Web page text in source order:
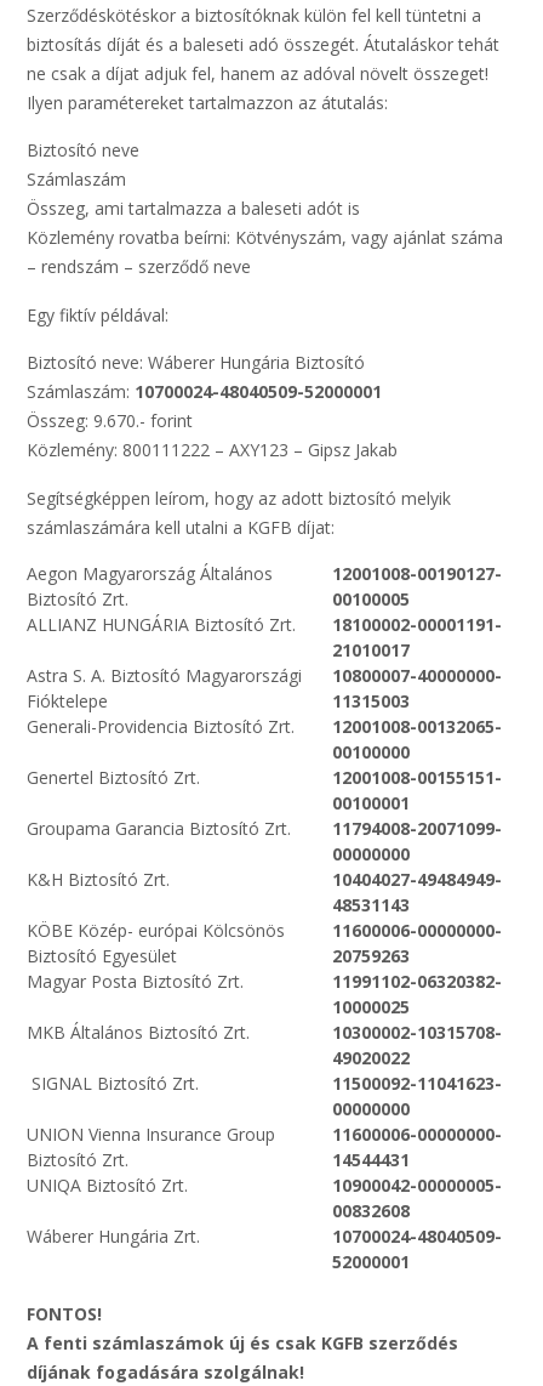
Szerződéskötéskor a biztosítóknak külön fel kell tüntetni a
biztosítás díját és a baleseti adó összegét. Átutaláskor tehát
ne csak a díjat adjuk fel, hanem az adóval növelt összeget!
Ilyen paramétereket tartalmazzon az átutalás:
Biztosító neve
Számlaszám
Összeg, ami tartalmazza a baleseti adót is
Közlemény rovatba beírni: Kötvényszám, vagy ajánlat száma
– rendszám – szerződő neve
Egy fiktív példával:
Biztosító neve: Wáberer Hungária Biztosító
Számlaszám: 10700024-48040509-52000001
Összeg: 9.670.- forint
Közlemény: 800111222 – AXY123 – Gipsz Jakab
Segítségképpen leírom, hogy az adott biztosító melyik
számlaszámára kell utalni a KGFB díjat:
Aegon Magyarország Általános
Biztosító Zrt.
12001008-00190127-
00100005
ALLIANZ HUNGÁRIA Biztosító Zrt.
18100002-00001191-
21010017
Astra S. A. Biztosító Magyarországi
Fióktelepe
10800007-40000000-
11315003
Generali-Providencia Biztosító Zrt.
12001008-00132065-
00100000
Genertel Biztosító Zrt.
12001008-00155151-
00100001
Groupama Garancia Biztosító Zrt.
11794008-20071099-
00000000
K&H Biztosító Zrt.
10404027-49484949-
48531143
KÖBE Közép- európai Kölcsönös
Biztosító Egyesület
11600006-00000000-
20759263
Magyar Posta Biztosító Zrt.
11991102-06320382-
10000025
MKB Általános Biztosító Zrt.
10300002-10315708-
49020022
SIGNAL Biztosító Zrt.
11500092-11041623-
00000000
UNION Vienna Insurance Group
Biztosító Zrt.
11600006-00000000-
14544431
UNIQA Biztosító Zrt.
10900042-00000005-
00832608
Wáberer Hungária Zrt.
10700024-48040509-
52000001
FONTOS!
A fenti számlaszámok új és csak KGFB szerződés
díjának fogadására szolgálnak!